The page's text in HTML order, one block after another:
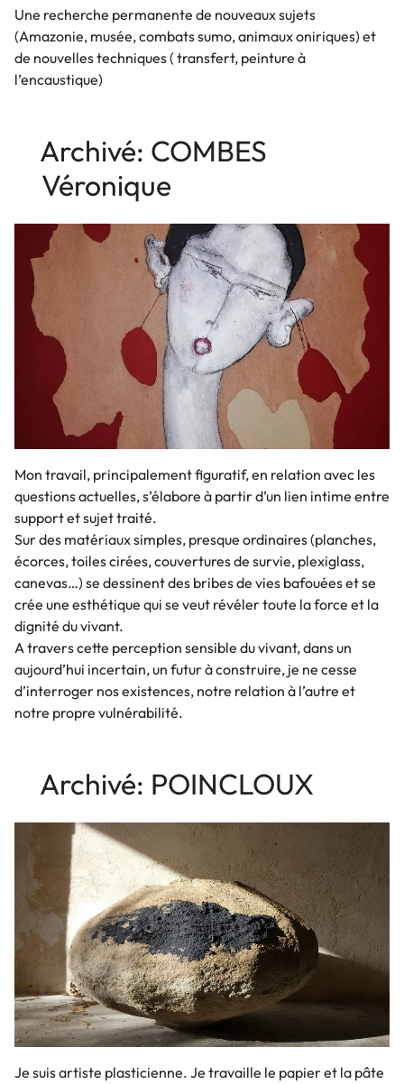
Une recherche permanente de nouveaux sujets
(Amazonie, musée, combats sumo, animaux oniriques) et
de nouvelles techniques ( transfert, peinture à
l’encaustique)
Archivé: COMBES
Véronique
Mon travail, principalement figuratif, en relation avec les
questions actuelles, s’élabore à partir d’un lien intime entre
support et sujet traité.
Sur des matériaux simples, presque ordinaires (planches,
écorces, toiles cirées, couvertures de survie, plexiglass,
canevas…) se dessinent des bribes de vies bafouées et se
crée une esthétique qui se veut révéler toute la force et la
dignité du vivant.
A travers cette perception sensible du vivant, dans un
aujourd’hui incertain, un futur à construire, je ne cesse
d’interroger nos existences, notre relation à l’autre et
notre propre vulnérabilité.
Archivé: POINCLOUX
Je suis artiste plasticienne. Je travaille le papier et la pâte